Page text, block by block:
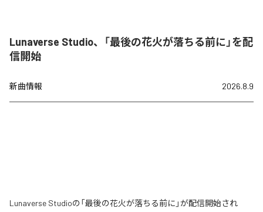
Lunaverse Studio、「最後の花火が落ちる前に」を配
信開始
新曲情報 2026.8.9
Lunaverse Studioの「最後の花火が落ちる前に」が配信開始され